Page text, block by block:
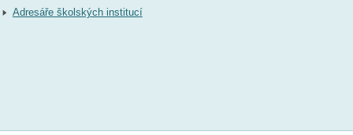
Adresáře školských institucí